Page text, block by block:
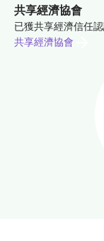
共享經濟協會
已獲共享經濟信任
共享經濟協會